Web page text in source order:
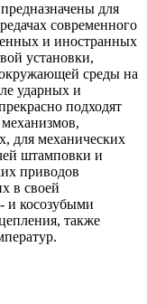
предназначены для
современного
и иностранных
установки,
среды на
ударных и
подходят
для механических
штамповки и
приводов
в своей
и косозубыми
также